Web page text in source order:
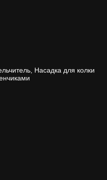
Насадка для колки